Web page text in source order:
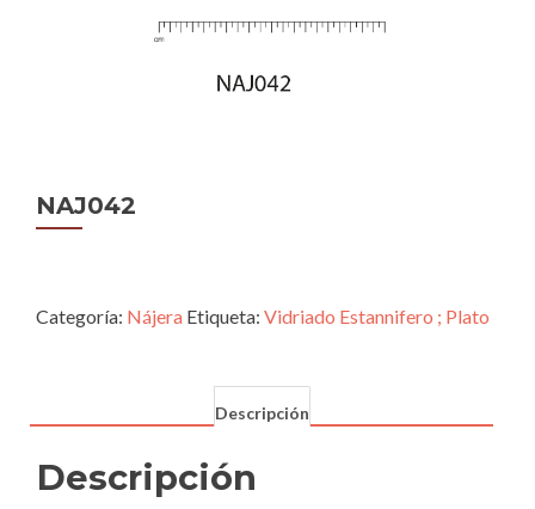
NAJ042
Categoría: Nájera Etiqueta: Vidriado Estannifero ; Plato
Descripción
Descripción